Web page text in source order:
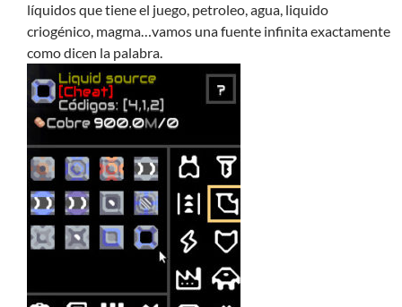
líquidos que tiene el juego, petroleo, agua, liquido
criogénico, magma…vamos una fuente infinita exactamente
como dicen la palabra.